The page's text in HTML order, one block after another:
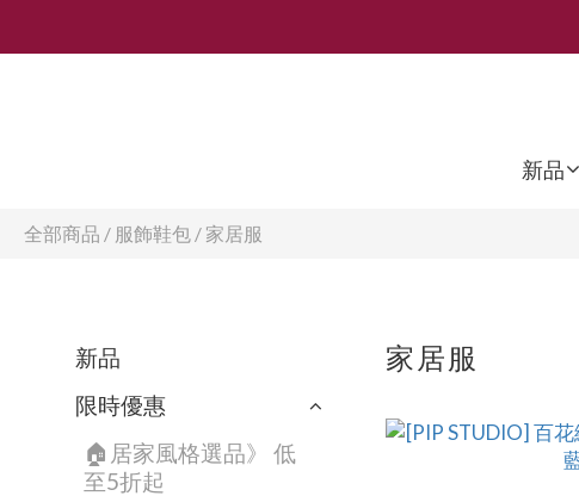
新品
全部商品 / 服飾鞋包 / 家居服
新品
限時優惠
🏠居家風格選品》 低
至5折起
家居服